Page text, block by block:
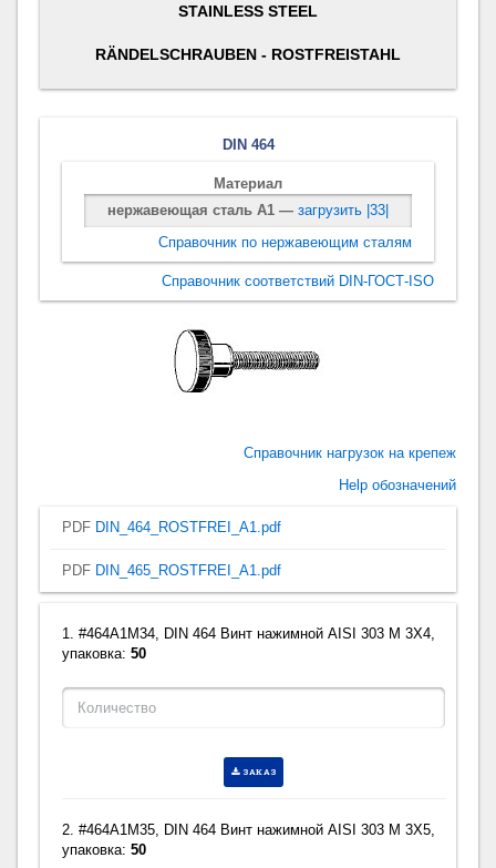
STAINLESS STEEL
RÄNDELSCHRAUBEN - ROSTFREISTAHL
DIN 464
Материал
нержавеющая сталь A1 — загрузить |33|
Справочник по нержавеющим сталям
Справочник соответствий DIN-ГОСТ-ISO
Справочник нагрузок на крепеж
Help обозначений
PDF DIN_464_ROSTFREI_A1.pdf
PDF DIN_465_ROSTFREI_A1.pdf
1. #464A1M34, DIN 464 Винт нажимной AISI 303 M 3X4,
упаковка:50
ЗАКАЗ
2. #464A1M35, DIN 464 Винт нажимной AISI 303 M 3X5,
упаковка:50